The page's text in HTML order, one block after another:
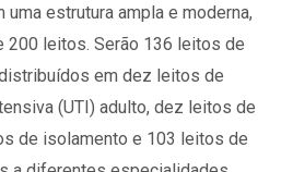
uma estrutura ampla e moderna,
200 leitos. Serão 136 leitos de
em dez leitos de
(UTI) adulto, dez leitos de
de isolamento e 103 leitos de